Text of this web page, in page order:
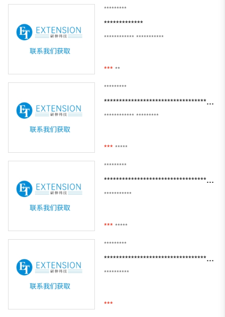
*********
*************
************ ***********
*** **
*********
***************************************************************************
************ *********
*** *****
*********
**********************************************
***********
*** *****
*********
*********************************************************************
**********
***